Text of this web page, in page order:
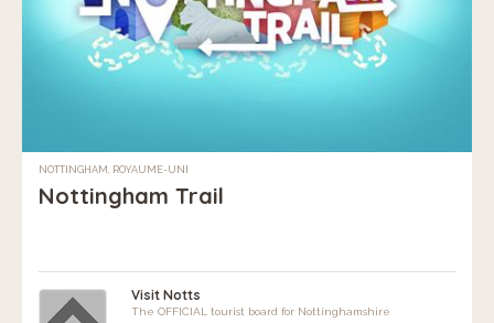
NOTTINGHAM, ROYAUME-UNI
Nottingham Trail
Visit Notts
The OFFICIAL tourist board for Nottinghamshire